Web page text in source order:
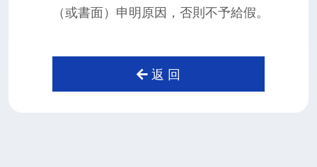
（或書面）申明原因，否則不予給假。
返 回